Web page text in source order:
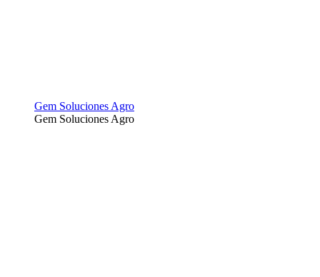
Gem Soluciones Agro
Gem Soluciones Agro